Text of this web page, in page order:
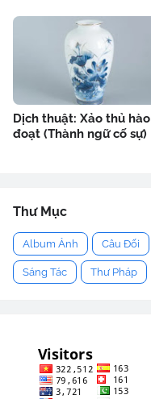
Dịch thuật: Xảo thủ hào
đoạt (Thành ngữ cố sự)
Thư Mục
Album Ảnh Câu Đối
Sáng Tác Thư Pháp